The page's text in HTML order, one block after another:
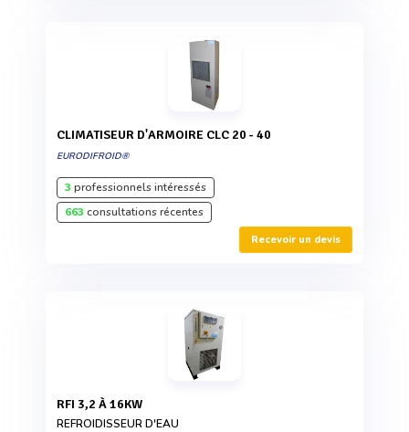
CLIMATISEUR D'ARMOIRE CLC 20 - 40
EURODIFROID®
3 professionnels intéressés
663 consultations récentes
Recevoir un devis
RFI 3,2 À 16KW
REFROIDISSEUR D'EAU